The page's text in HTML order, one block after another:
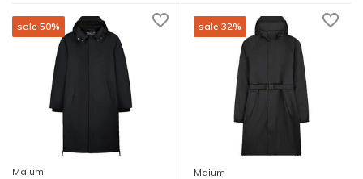
sale 50%
Maium
sale 32%
Maium